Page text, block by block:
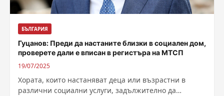
БЪЛГАРИЯ
Гуцанов: Преди да настаните близки в социален дом,
проверете дали е вписан в регистъра на МТСП
19/07/2025
Хората, които настаняват деца или възрастни в
различни социални услуги, задължително да